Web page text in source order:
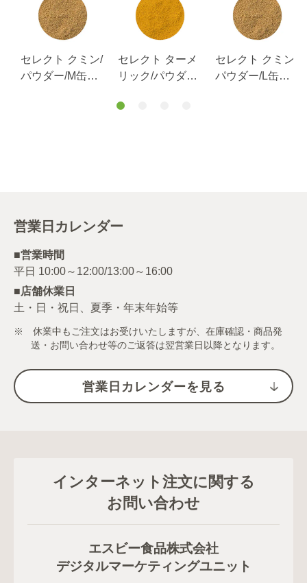
セレクト クミン/
パウダー/M缶
セレクト ターメ
リック/パウダ
セレクト クミン/
パウダー/L缶
営業日カレンダー
■営業時間
■店舗休業日
土・日・祝日、夏季・年末年始等
※ 休業中もご注文はお受けいたしますが、在庫確認・商品発
送・お問い合わせ等のご返答は翌営業日以降となります。
営業日カレンダーを見る
インターネット注文に関する
お問い合わせ
エスビー食品株式会社
デジタルマーケティングユニット